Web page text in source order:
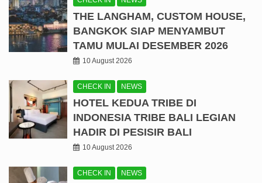
THE LANGHAM, CUSTOM HOUSE,
BANGKOK SIAP MENYAMBUT
TAMU MULAI DESEMBER 2026
10 August 2026
CHECK IN NEWS
HOTEL KEDUA TRIBE DI
INDONESIA TRIBE BALI LEGIAN
HADIR DI PESISIR BALI
10 August 2026
CHECK IN NEWS